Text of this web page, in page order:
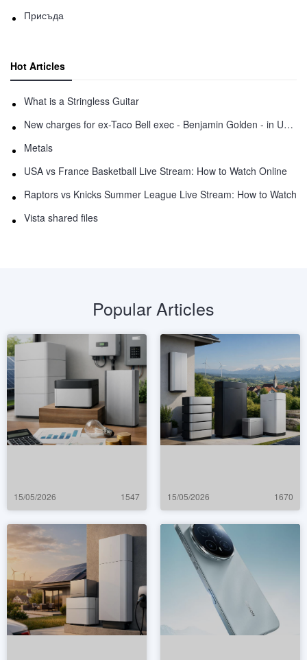
Присъда
Hot Articles
What is a Stringless Guitar
New charges for ex-Taco Bell exec - Benjamin Golden - in Uber fracas
Metals
USA vs France Basketball Live Stream: How to Watch Online
Raptors vs Knicks Summer League Live Stream: How to Watch
Vista shared files
Popular Articles
15/05/2026 1547 15/05/2026 1670